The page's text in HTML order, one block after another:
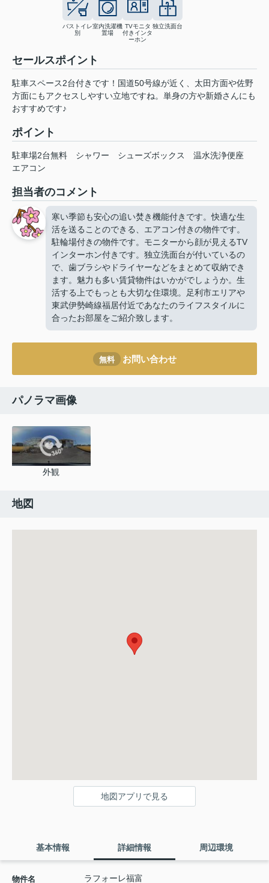
バストイレ
別
室内洗濯機
置場
TVモニタ
付きインタ
ーホン
独立洗面台
セールスポイント
駐車スペース2台付きです！国道50号線が近く、太田方面や佐野
方面にもアクセスしやすい立地ですね。単身の方や新婚さんにも
おすすめです♪
ポイント
駐車場2台無料 シャワー シューズボックス
温水洗浄便座
エアコン
担当者のコメント
寒い季節も安心の追い焚き機能付きです。快適な生
活を送ることのできる、エアコン付きの物件です。
駐輪場付きの物件です。モニターから顔が見えるTV
インターホン付きです。独立洗面台が付いているの
で、歯ブラシやドライヤーなどをまとめて収納でき
ます。魅力も多い賃貸物件はいかがでしょうか。生
活する上でもっとも大切な住環境。足利市エリアや
東武伊勢崎線福居付近であなたのライフスタイルに
合ったお部屋をご紹介致します。
無料 お問い合わせ
パノラマ画像
外観
地図
地図アプリで見る
基本情報 詳細情報 周辺環境
物件名 ラフォーレ福富